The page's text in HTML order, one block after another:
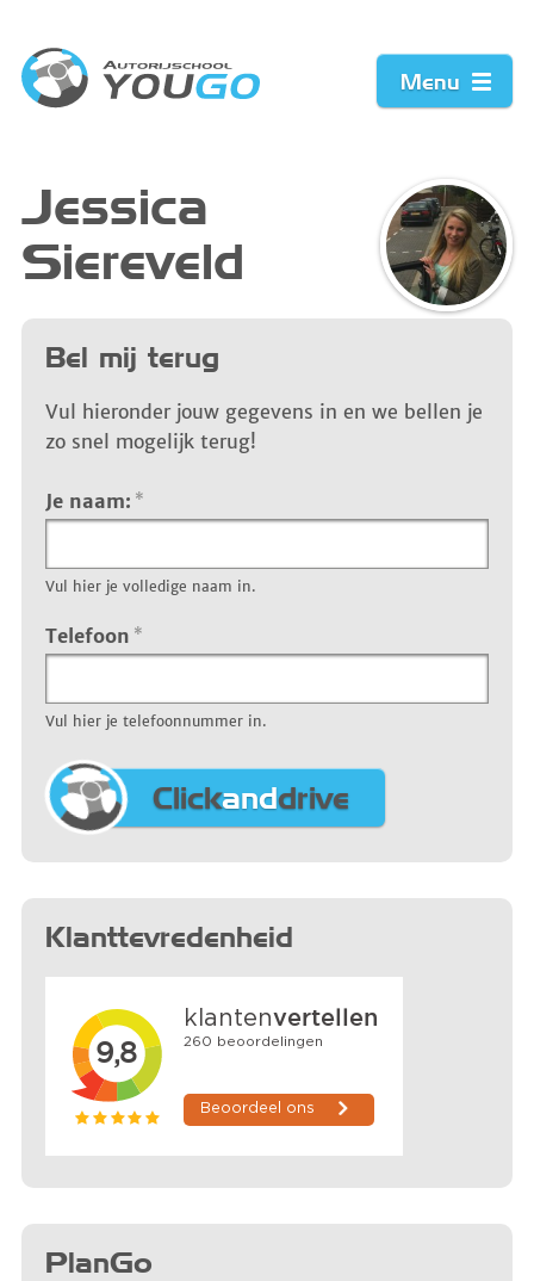
Menu
Prijzen
Werkwijze
Vacature
Contact
Jessica
Siereveld
Bel mij terug
Vul hieronder jouw gegevens in en we bellen je
zo snel mogelijk terug!
Je naam: *
Vul hier je volledige naam in.
Telefoon *
Vul hier je telefoonnummer in.
Clickanddrive
Klanttevredenheid
PlanGo